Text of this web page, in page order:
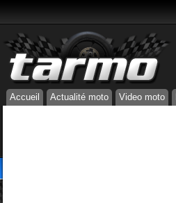
Accueil Actualité moto Video moto